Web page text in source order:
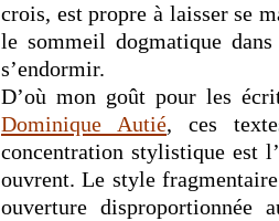
crois, est propre à laisser se
le sommeil dogmatique
s’endormir.
D’où mon goût pour les
Dominique Autié, ces
concentration stylistique est
ouvrent. Le style
ouverture disproportionnée